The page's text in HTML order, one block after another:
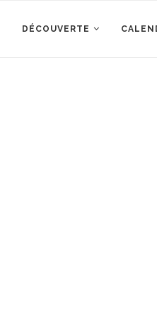
DÉCOUVERTE